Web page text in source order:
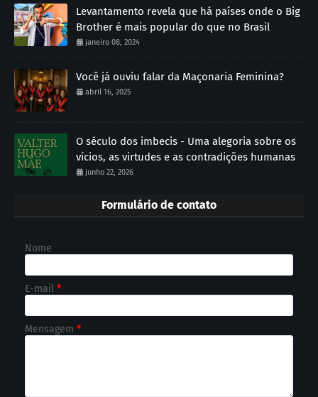
Levantamento revela que há países onde o Big
Brother é mais popular do que no Brasil
janeiro 08, 2024
Você já ouviu falar da Maçonaria Feminina?
abril 16, 2025
O século dos imbecis - Uma alegoria sobre os
vícios, as virtudes e as contradições humanas
junho 22, 2026
Formulário de contato
Nome
E-mail *
Mensagem *